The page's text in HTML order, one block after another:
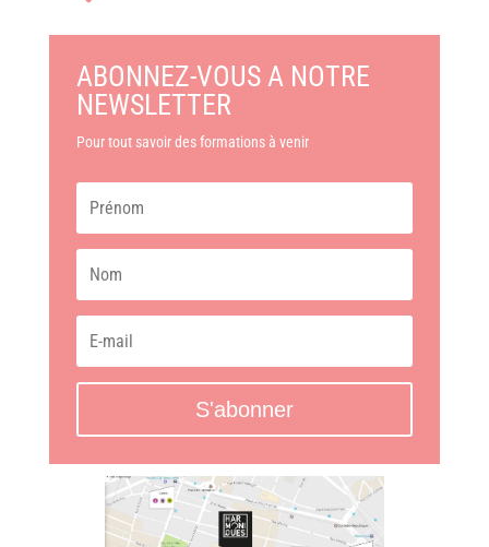
ABONNEZ-VOUS A NOTRE
NEWSLETTER
Pour tout savoir des formations à venir
S'abonner